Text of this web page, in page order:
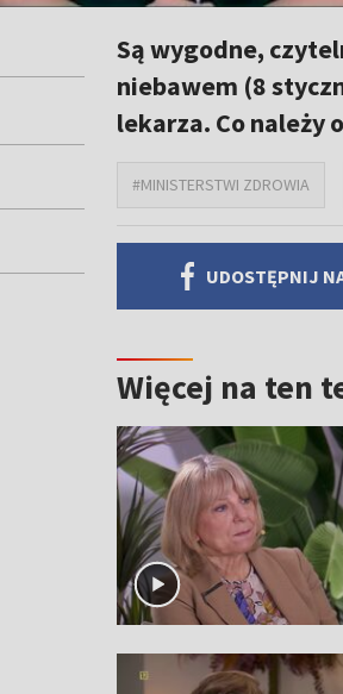
Są wygodne,
niebawem (8
lekarza. Co należy
#MINISTERSTWI ZDROWIA
UDOSTĘPNIJ
Więcej na ten